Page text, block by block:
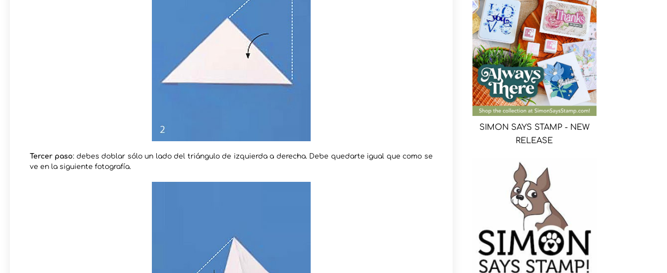
Tercer paso: debes doblar sólo un lado del triángulo de izquierda a derecha. Debe quedarte igual que como se
ve en la siguiente fotografía.
SIMON SAYS STAMP - NEW
RELEASE